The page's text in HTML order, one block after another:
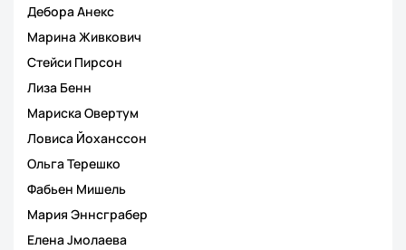
Дебора Анекс
Марина Живкович
Стейси Пирсон
Лиза Бенн
Мариска Овертум
Ловиса Йоханссон
Ольга Терешко
Фабьен Мишель
Мария Эннсграбер
Елена Jмолаева